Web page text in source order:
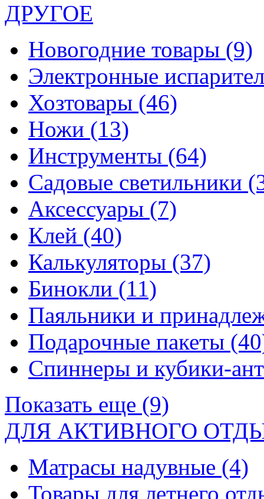
ДРУГОЕ
Новогодние товары (9)
Электронные
Хозтовары (46)
Ножи (13)
Инструменты (64)
Садовые светильники
Аксессуары (7)
Клей (40)
Калькуляторы (37)
Бинокли (11)
Паяльники и
Подарочные пакеты
Спиннеры и кубики-
Показать еще (9)
ДЛЯ АКТИВНОГО
Матрасы надувные (4)
Товары для летнего